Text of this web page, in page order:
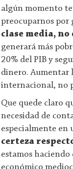
algún momento
preocuparnos por
clase media,
generará más
20% del PIB y
dinero. Aumentar
internacional, no
Que quede claro
necesidad de
especialmente en
certeza
estamos